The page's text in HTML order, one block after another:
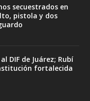
secuestrados en
pistola y dos
DIF de Juárez; Rubí
fortalecida